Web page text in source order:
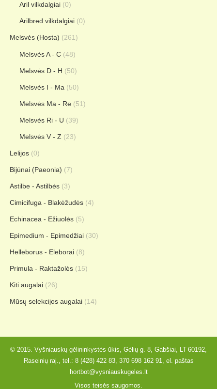
Aril vilkdalgiai (0)
Arilbred vilkdalgiai (0)
Melsvės (Hosta) (261)
Melsvės A - C (48)
Melsvės D - H (50)
Melsvės I - Ma (50)
Melsvės Ma - Re (51)
Melsvės Ri - U (39)
Melsvės V - Z (23)
Lelijos (0)
Bijūnai (Paeonia) (7)
Astilbe - Astilbės (3)
Cimicifuga - Blakėžudės (4)
Echinacea - Ežiuolės (5)
Epimedium - Epimedžiai (30)
Helleborus - Eleborai (8)
Primula - Raktažolės (15)
Kiti augalai (26)
Mūsų selekcijos augalai (14)
© 2015. Vyšniauskų gėlininkystės ūkis, Gėlių g. 8, Gabšiai, LT-60192,
Raseinių raj., tel.: 8 (428) 422 83, 370 698 162 91, el. paštas
hortbot@vysniauskugeles.lt
Visos teisės saugomos.